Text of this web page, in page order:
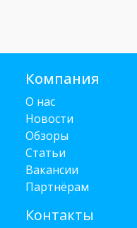
Компания
О нас
Новости
Обзоры
Статьи
Вакансии
Партнёрам
Контакты